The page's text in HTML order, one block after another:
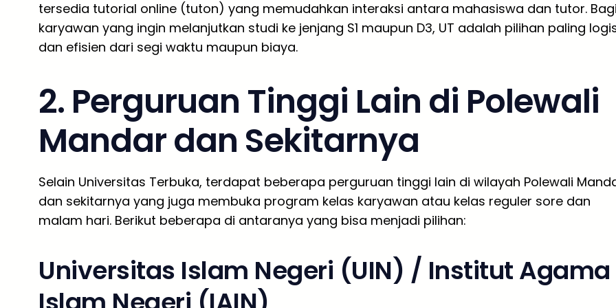
tersedia tutorial online (tuton) yang memudahkan interaksi antara mahasiswa dan tutor. Bagi
karyawan yang ingin melanjutkan studi ke jenjang S1 maupun D3, UT adalah pilihan paling
dan efisien dari segi waktu maupun biaya.
2. Perguruan Tinggi Lain di Polewali
Mandar dan Sekitarnya
Selain Universitas Terbuka, terdapat beberapa perguruan tinggi lain di wilayah Polewali
dan sekitarnya yang juga membuka program kelas karyawan atau kelas reguler sore dan
malam hari. Berikut beberapa di antaranya yang bisa menjadi pilihan:
Universitas Islam Negeri (UIN) / Institut Agama